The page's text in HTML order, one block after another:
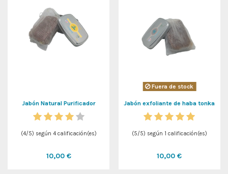
Jabón Natural Purificador
(4/5) según 4calificación(es)
10,00 €
Fuera de stock
Jabón exfoliante de haba tonka
(5/5) según 1 calificación(es)
10,00 €